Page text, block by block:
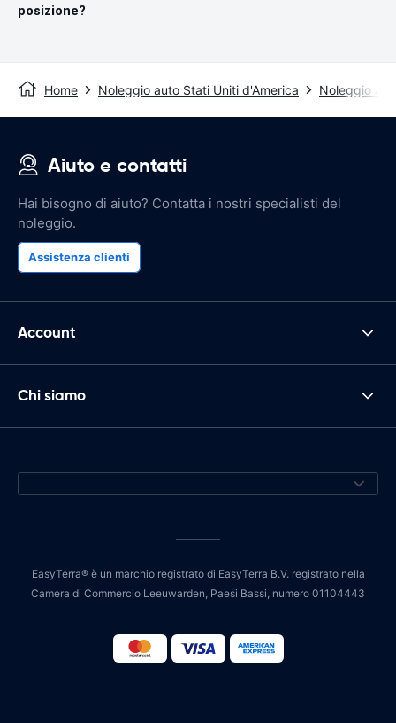
posizione?
Home Noleggio auto Stati Uniti d'America Noleggio
Aiuto e contatti
Hai bisogno di aiuto? Contatta i nostri specialisti del
noleggio.
Assistenza clienti
Account
Chi siamo
EasyTerra® è un marchio registrato di EasyTerra B.V. registrato nella
Camera di Commercio Leeuwarden, Paesi Bassi, numero 01104443